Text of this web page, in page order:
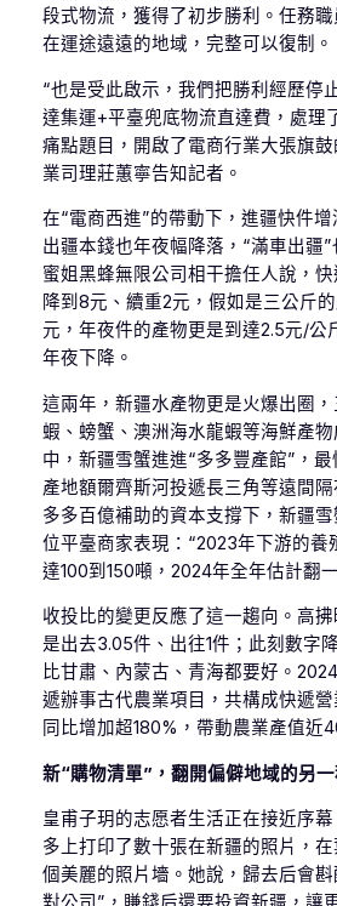
段式物流，獲得了初步勝利。任務
在運途遠遠的地域，完整可以復制。
“也是受此啟示，我們把勝利經歷停
達集運+平臺兜底物流直達費，處理
痛點題目，開啟了電商行業大張旗鼓
業司理莊蕙寧告知記者。
在“電商西進”的帶動下，進疆快件增
出疆本錢也年夜幅降落，“滿車出疆
蜜姐黑蜂無限公司相干擔任人說，
降到8元、續重2元，假如是三公斤
元，年夜件的產物更是到達2.5元/公
年夜下降。
這兩年，新疆水產物更是火爆出圈
蝦、螃蟹、澳洲海水龍蝦等海鮮產
中，新疆雪蟹進進“多多豐產館”，
產地額爾齊斯河投遞長三角等遠間
多多百億補助的資本支撐下，新疆
位平臺商家表現：“2023年下游的養
達100到150噸，2024年全年估計翻
收投比的變更反應了這一趨向。高
是出去3.05件、出往1件；此刻數字
比甘肅、內蒙古、青海都要好。
遞辦事古代農業項目，共構成快遞
同比增加超180%，帶動農業產值近
新“購物清單”，翻開偏僻地域的另
皇甫子玥的志愿者生活正在接近序
多上打印了數十張在新疆的照片，
個美麗的照片墻。她說，歸去后會